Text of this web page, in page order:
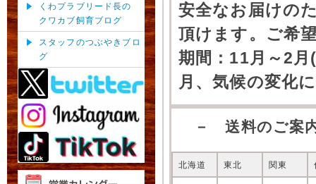
くわプラブリード長の
クワカブ飼育ブログ
スタッフのつぶやきブロ
グ
安全なお届けの
頂けます。ご希
期間：11月～2
月、気候の変化
－ 送料のご案
北海道 東北 関東